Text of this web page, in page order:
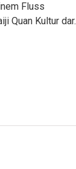
Fluss
Quan Kultur dar.